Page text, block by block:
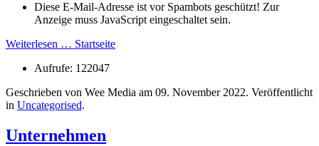
Diese E-Mail-Adresse ist vor Spambots geschützt! Zur
Anzeige muss JavaScript eingeschaltet sein.
Weiterlesen … Startseite
Aufrufe: 122047
Geschrieben von Wee Media am 09. November 2022. Veröffentlicht
in Uncategorised.
Unternehmen